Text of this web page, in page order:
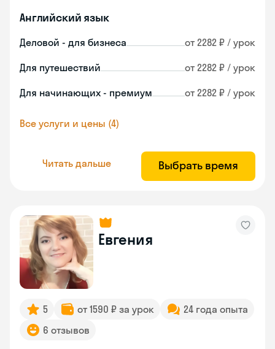
Английский язык
Деловой - для бизнеса от 2282 ₽ / урок
Для путешествий от 2282 ₽ / урок
Для начинающих - премиум от 2282 ₽ / урок
Все услуги и цены (4)
Читать дальше Выбрать время
Евгения
5 от 1590 ₽ за урок
24 года опыта
6 отзывов